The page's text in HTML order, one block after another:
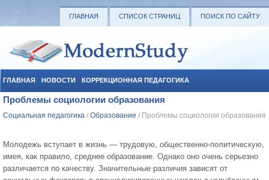
ГЛАВНАЯ СПИСОК СТРАНИЦ ПОИСК ПО САЙТУ
ГЛАВНАЯ НОВОСТИ КОРРЕКЦИОННАЯ ПЕДАГОГИКА
СОЦИАЛЬНАЯ ПЕДАГОГИКА УЧЕБНЫЕ МАТЕРИАЛЫ
Проблемы социологии образования
Социальная педагогика / Образование / Проблемы социологии образования
Молодежь вступает в жизнь — трудовую, общественно-политическую,
имея, как правило, среднее образование. Однако оно очень серьезно
различается по качеству. Зна­чительные различия зависят от